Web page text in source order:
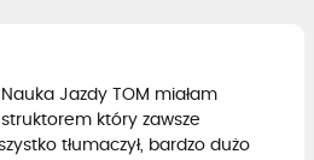
Jazdy TOM miałam
który zawsze
tłumaczył, bardzo dużo